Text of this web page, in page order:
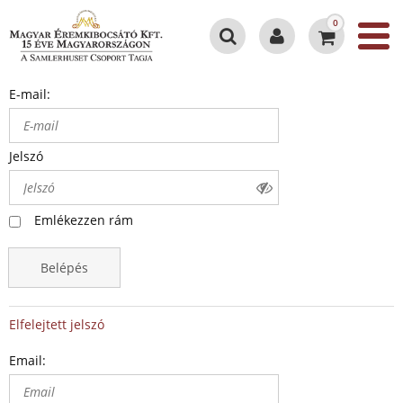
0
E-mail:
Jelszó
Emlékezzen rám
Belépés
Elfelejtett jelszó
Email: